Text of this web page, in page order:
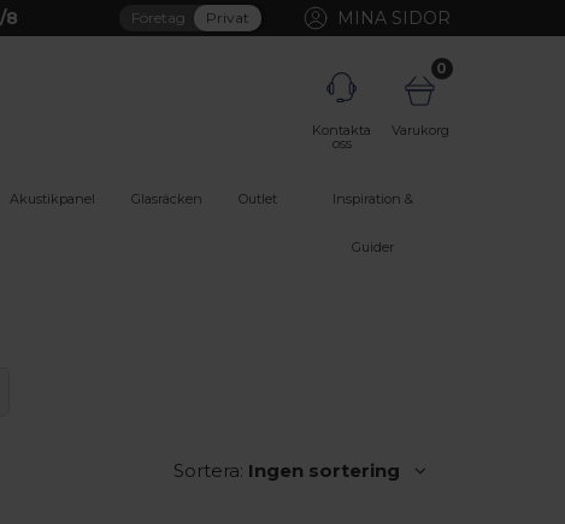
8 Företag Privat MINA SIDOR
Kontakta
oss
0
Varukorg
Akustikpanel Glasräcken Outlet Inspiration &
Guider
Sortera: Ingen sortering